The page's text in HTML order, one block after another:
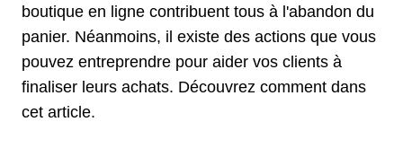
boutique en ligne contribuent tous à l'abandon du
panier. Néanmoins, il existe des actions que vous
pouvez entreprendre pour aider vos clients à
finaliser leurs achats. Découvrez comment dans
cet article.